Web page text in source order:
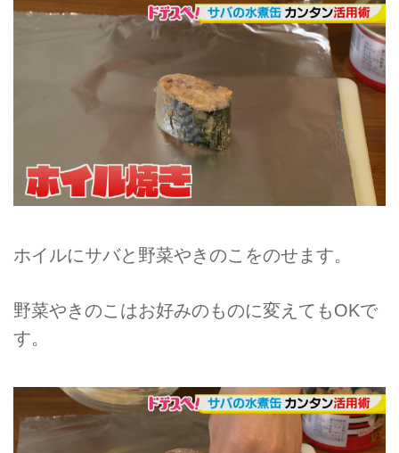
ホイルにサバと野菜やきのこをのせます。
野菜やきのこはお好みのものに変えてもOKで
す。